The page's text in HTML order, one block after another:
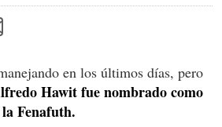
en los últimos días, pero
Hawit fue nombrado como
Fenafuth.